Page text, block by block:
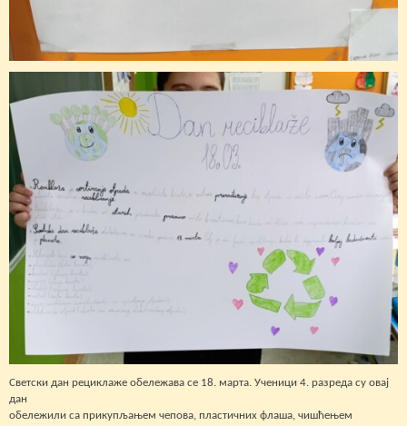
Светски дан рециклаже обележава се 18. марта. Ученици 4. разреда су овај
дан
обележили са прикупљањем чепова, пластичних флаша, чишћењем